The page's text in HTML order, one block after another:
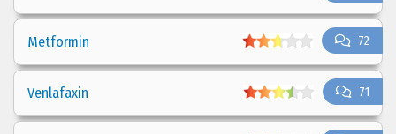
72
Metformin
71
Venlafaxin